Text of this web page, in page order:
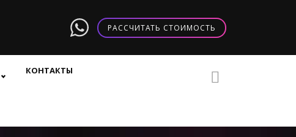
РАССЧИТАТЬ СТОИМОСТЬ
КОНТАКТЫ